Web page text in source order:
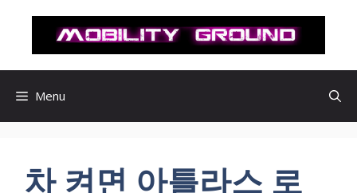
로
Menu
차 켜면 아틀라스 로